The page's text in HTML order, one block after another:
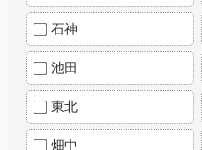
石神
池田
東北
畑中